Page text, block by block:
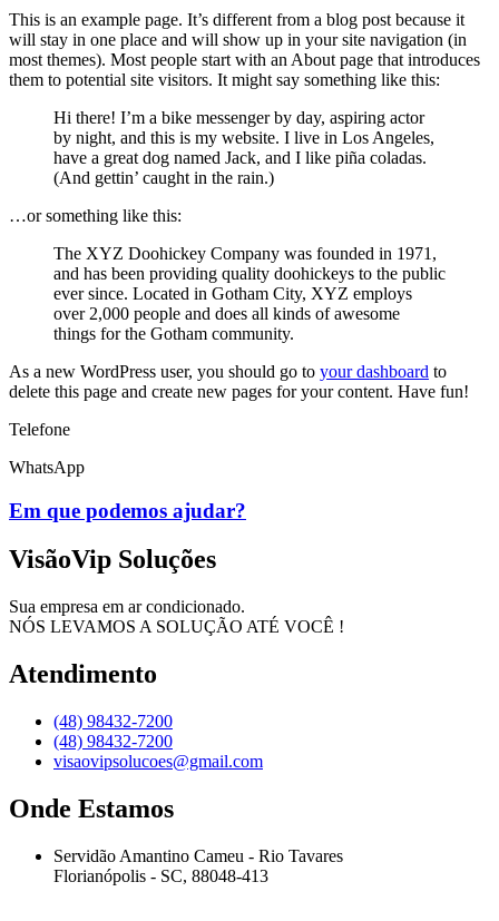
This is an example page. It’s different from a blog post because it
will stay in one place and will show up in your site navigation (in
most themes). Most people start with an About page that introduces
them to potential site visitors. It might say something like this:
Hi there! I’m a bike messenger by day, aspiring actor
by night, and this is my website. I live in Los Angeles,
have a great dog named Jack, and I like piña coladas.
(And gettin’ caught in the rain.)
…or something like this:
The XYZ Doohickey Company was founded in 1971,
and has been providing quality doohickeys to the public
ever since. Located in Gotham City, XYZ employs
over 2,000 people and does all kinds of awesome
things for the Gotham community.
As a new WordPress user, you should go to your dashboard to
delete this page and create new pages for your content. Have fun!
Telefone
WhatsApp
Em que podemos ajudar?
VisãoVip Soluções
Sua empresa em ar condicionado.
NÓS LEVAMOS A SOLUÇÃO ATÉ VOCÊ !
Atendimento
(48) 98432-7200
(48) 98432-7200
visaovipsolucoes@gmail.com
Onde Estamos
Servidão Amantino Cameu - Rio Tavares
Florianópolis - SC, 88048-413